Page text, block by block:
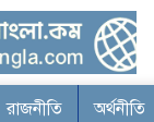
রাজনীতি অর্থনীতি